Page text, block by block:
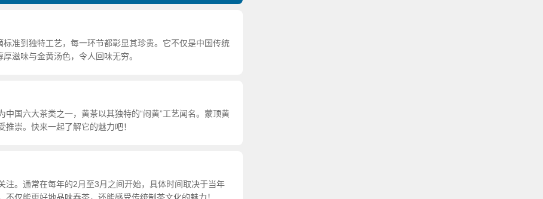
准到独特工艺，每一环节都彰显其珍贵。它不仅是中国传统
滋味与金黄汤色，令人回味无穷。
国六大茶类之一，黄茶以其独特的“闷黄”工艺闻名。蒙顶黄
崇。快来一起了解它的魅力吧！
注。通常在每年的2月至3月之间开始，具体时间取决于当年